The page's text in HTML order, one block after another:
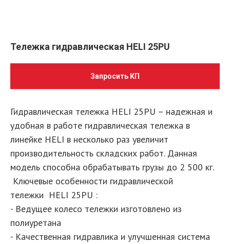
Тележка гидравлическая HELI 25PU
Запросить КП
Гидравлическая тележка HELI 25PU – надежная и
удобная в работе гидравлическая тележка в
линейке HELI в несколько раз увеличит
производительность складских работ. Данная
модель способна обрабатывать грузы до 2 500 кг.
Ключевые особенности гидравлической
тележки HELI 25PU :
- Ведущее колесо тележки изготовлено из
полиуретана
- Качественная гидравлика и улучшенная система